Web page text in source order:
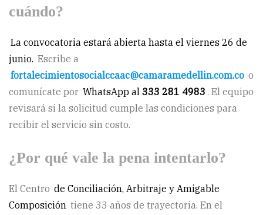
cuándo?
La convocatoria estará abierta hasta el viernes 26 de
junio. Escribe a
fortalecimientosocialccaac@camaramedellin.com.co o
comunícate por WhatsApp al333 281 4983 . El equipo
revisará si la solicitud cumple las condiciones para
recibir el servicio sin costo.
¿Por qué vale la pena intentarlo?
El Centro de Conciliación, Arbitraje y Amigable
Composición tiene 33 años de trayectoria. En el